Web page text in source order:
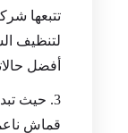
تتبعها
لتنظيف
أفضل
حيث
قماش